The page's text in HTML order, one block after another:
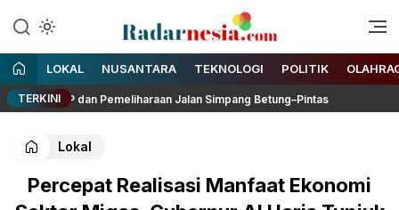
Radarnesia
Enak Dibaca
LOKAL NUSANTARA TEKNOLOGI POLITIK
TERKINI
dan Pemeliharaan Jalan Simpang Betung–Pintas
Lokal
Percepat Realisasi Manfaat Ekonomi